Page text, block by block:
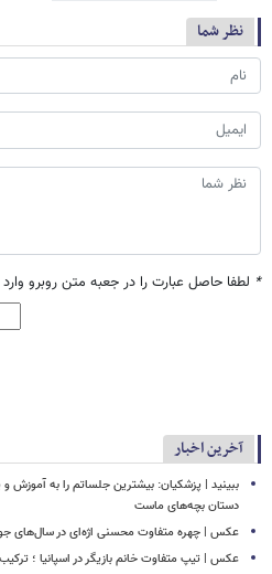
نظر شما
* لطفا حاصل عبارت را در جعبه متن روبرو وارد
آخرین اخبار
ببینید | پزشکیان: بیشترین جلساتم را به
دستان بچه‌های ماست
عکس | چهره متفاوت محسنی اژه‌ای در سال‌های
عکس | تیپ متفاوت خانم بازیگر در اسپانیا ؛